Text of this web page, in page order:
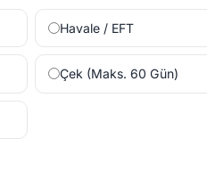
Havale / EFT
Çek (Maks. 60 Gün)